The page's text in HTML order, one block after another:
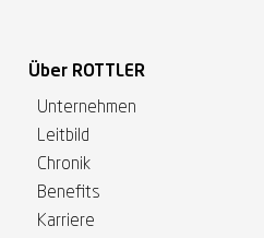
Über ROTTLER
Unternehmen
Leitbild
Chronik
Benefits
Karriere